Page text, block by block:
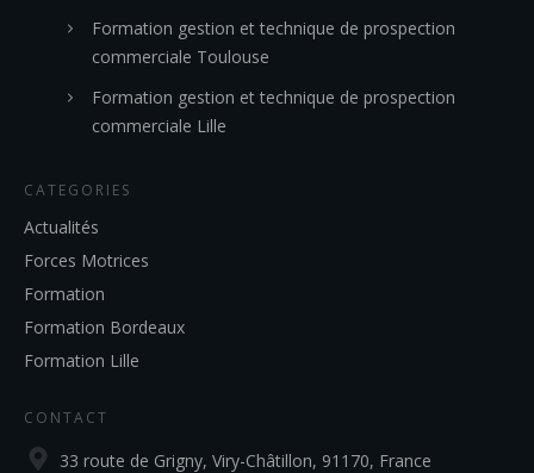
Formation gestion et technique de prospection
commerciale Toulouse
Formation gestion et technique de prospection
commerciale Lille
CATEGORIES
Actualités
Forces Motrices
Formation
Formation Bordeaux
Formation Lille
CONTACT
33 route de Grigny, Viry-Châtillon, 91170, France